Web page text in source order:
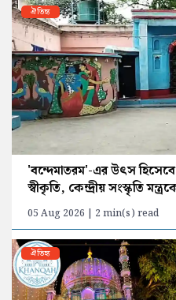
ঐতিহ্য
'বন্দেমাতরম'-এর উৎস
স্বীকৃতি, কেন্দ্রীয় সংস্কৃতি
05 Aug 2026 | 2 min(s) read
ঐতিহ্য